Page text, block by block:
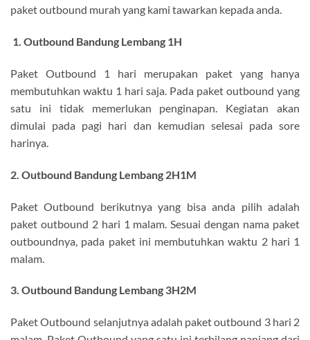
paket outbound murah yang kami tawarkan kepada anda.
1. Outbound Bandung Lembang 1H
Paket Outbound 1 hari merupakan paket yang hanya
membutuhkan waktu 1 hari saja. Pada paket outbound yang
satu ini tidak memerlukan penginapan. Kegiatan akan
dimulai pada pagi hari dan kemudian selesai pada sore
harinya.
2. Outbound Bandung Lembang 2H1M
Paket Outbound berikutnya yang bisa anda pilih adalah
paket outbound 2 hari 1 malam. Sesuai dengan nama paket
outboundnya, pada paket ini membutuhkan waktu 2 hari 1
malam.
3. Outbound Bandung Lembang 3H2M
Paket Outbound selanjutnya adalah paket outbound 3 hari 2